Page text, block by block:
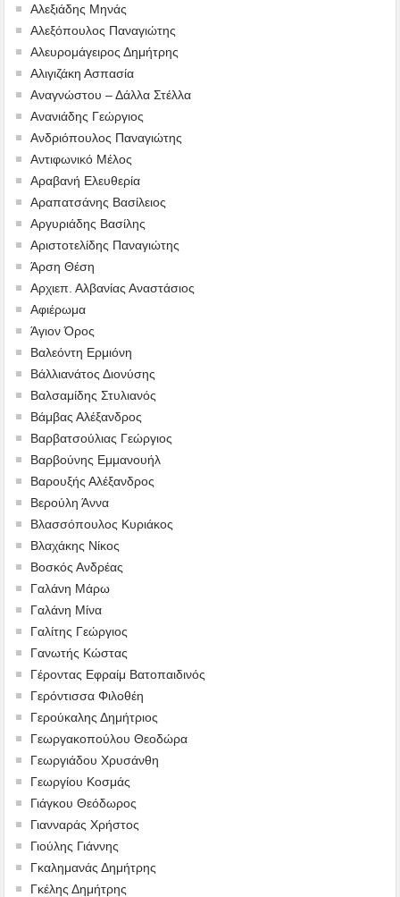
Αλεξιάδης Μηνάς
Αλεξόπουλος Παναγιώτης
Αλευρομάγειρος Δημήτρης
Αλιγιζάκη Ασπασία
Αναγνώστου – Δάλλα Στέλλα
Ανανιάδης Γεώργιος
Ανδριόπουλος Παναγιώτης
Αντιφωνικό Μέλος
Αραβανή Ελευθερία
Αραπατσάνης Βασίλειος
Αργυριάδης Βασίλης
Αριστοτελίδης Παναγιώτης
Άρση Θέση
Αρχιεπ. Αλβανίας Αναστάσιος
Αφιέρωμα
Άγιον Όρος
Βαλεόντη Ερμιόνη
Βάλλιανάτος Διονύσης
Βαλσαμίδης Στυλιανός
Βάμβας Αλέξανδρος
Βαρβατσούλιας Γεώργιος
Βαρβούνης Εμμανουήλ
Βαρουξής Αλέξανδρος
Βερούλη Άννα
Βλασσόπουλος Κυριάκος
Βλαχάκης Νίκος
Βοσκός Ανδρέας
Γαλάνη Μάρω
Γαλάνη Μίνα
Γαλίτης Γεώργιος
Γανωτής Κώστας
Γέροντας Εφραίμ Βατοπαιδινός
Γερόντισσα Φιλοθέη
Γερούκαλης Δημήτριος
Γεωργακοπούλου Θεοδώρα
Γεωργιάδου Χρυσάνθη
Γεωργίου Κοσμάς
Γιάγκου Θεόδωρος
Γιανναράς Χρήστος
Γιούλης Γιάννης
Γκαλημανάς Δημήτρης
Γκέλης Δημήτρης